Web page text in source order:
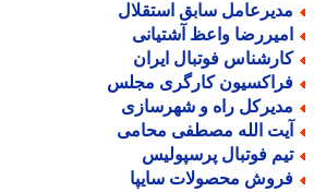
سابق استقلال
واعظ آشتیانی
فوتبال ایران
کارگری مجلس
راه و شهرسازی
الله مصطفی محامی
فوتبال پرسپولیس
محصولات سایپا